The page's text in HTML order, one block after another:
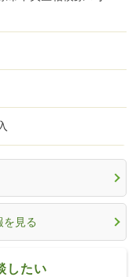
を見る
したい